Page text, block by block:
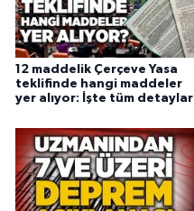
12 maddelik Çerçeve Yasa
teklifinde hangi maddeler
yer alıyor: İşte tüm detaylar